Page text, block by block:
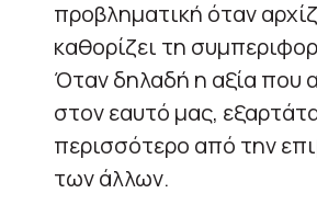
προβληματική όταν
καθορίζει τη
Όταν δηλαδή η αξία που
στον εαυτό μας,
περισσότερο από την
των άλλων.